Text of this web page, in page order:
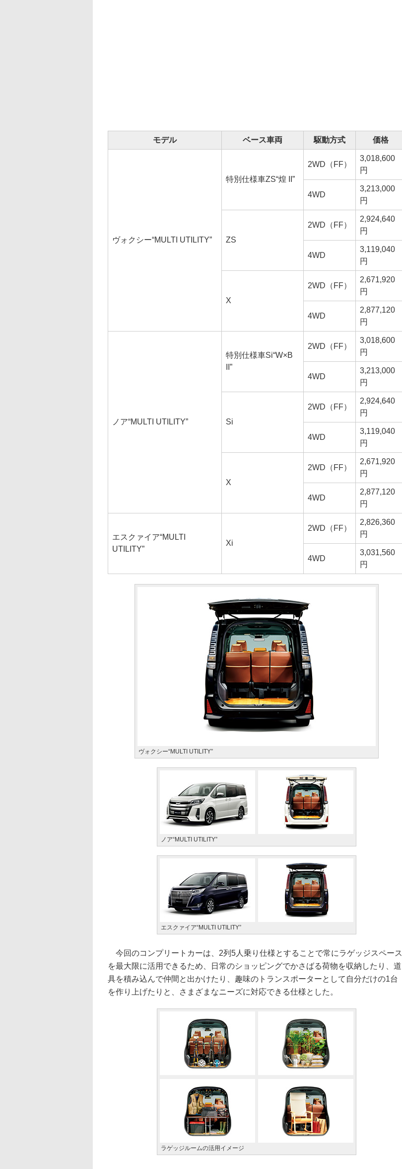
モデル ベース車両 駆動方式 価格
ヴォクシー“MULTI UTILITY”
特別仕様車ZS“煌 II”
2WD（FF）
3,018,600
円
4WD
3,213,000
円
ZS
2WD（FF）
2,924,640
円
4WD
3,119,040
円
X
2WD（FF）
2,671,920
円
4WD
2,877,120
円
ノア“MULTI UTILITY”
特別仕様車Si“W×B
II”
2WD（FF）
3,018,600
円
4WD
3,213,000
円
Si
2WD（FF）
2,924,640
円
4WD
3,119,040
円
X
2WD（FF）
2,671,920
円
4WD
2,877,120
円
エスクァイア“MULTI
UTILITY”
Xi
2WD（FF）
2,826,360
円
4WD
3,031,560
円
ヴォクシー“MULTI UTILITY”
ノア“MULTI UTILITY”
エスクァイア“MULTI UTILITY”
今回のコンプリートカーは、2列5人乗り仕様とすることで常にラゲッジスペース
を最大限に活用できるため、日常のショッピングでかさばる荷物を収納したり、道
具を積み込んで仲間と出かけたり、趣味のトランスポーターとして自分だけの1台
を作り上げたりと、さまざまなニーズに対応できる仕様とした。
ラゲッジルームの活用イメージ